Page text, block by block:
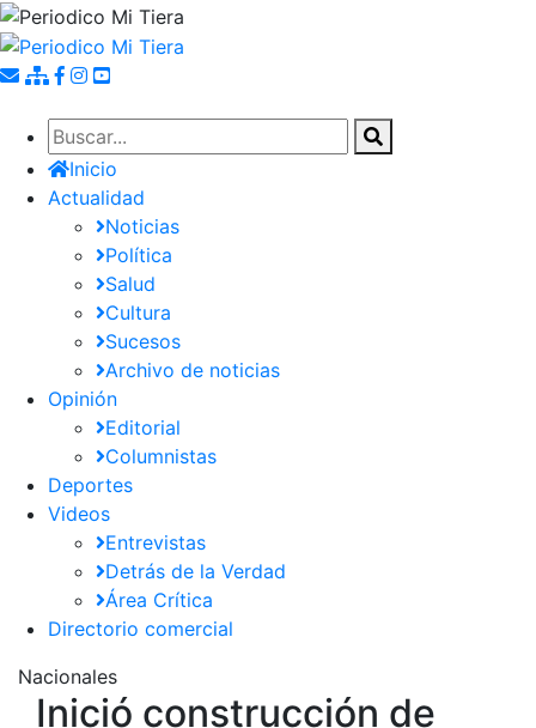
Pasar
al
contenido
Inicio
Actualidad
Noticias
Política
Salud
Cultura
Sucesos
Archivo de noticias
Opinión
Editorial
Columnistas
Deportes
Videos
Entrevistas
Detrás de la Verdad
Área Crítica
Directorio comercial
Nacionales
Inició construcción de